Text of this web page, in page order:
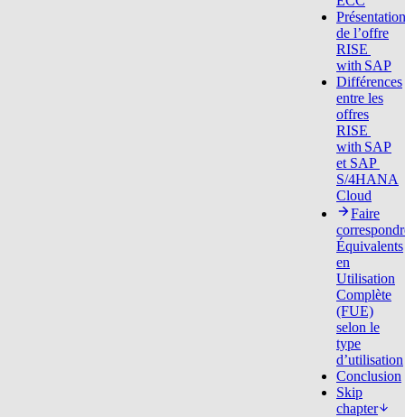
Présentation
de l’offre
RISE
with SAP
Différences
entre les
offres
RISE
with SAP
et SAP
S/4HANA
Cloud
Faire
Équivalents
en
Utilisation
Complète
(FUE)
selon le
type
d’utilisation
Conclusion
Skip
chapter